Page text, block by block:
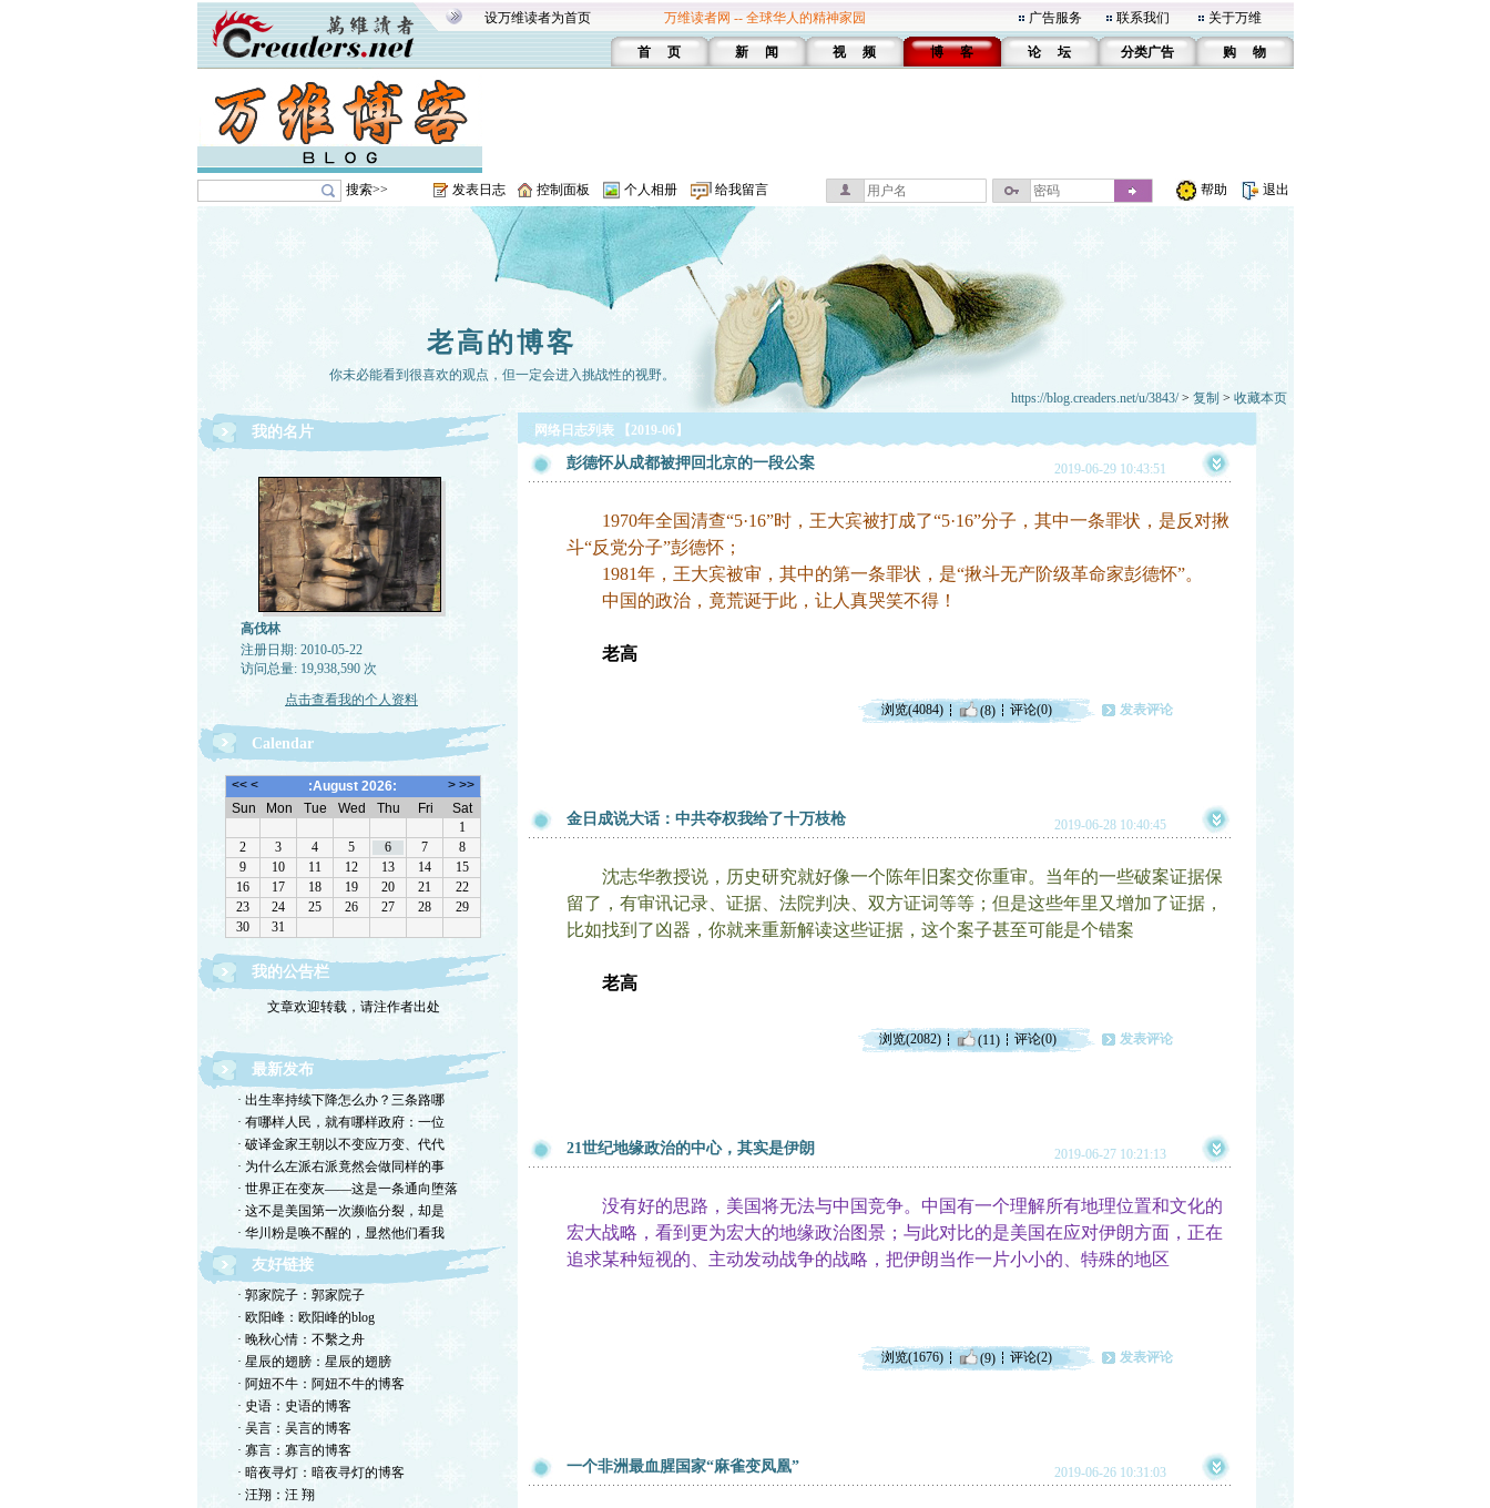
设万维读者为首页 万维读者网 -- 全球华人的精神家园 广告服务 联系我们 关于万维
首 页 新 闻 视 频 博 客 论 坛 分类广告 购 物
搜索>> 发表日志 控制面板 个人相册 给我留言 帮助 退出
老高的博客
你未必能看到很喜欢的观点，但一定会进入挑战性的视野。
https://blog.creaders.net/u/3843/> 复制 > 收藏本页
我的名片
高伐林
注册日期: 2010-05-22
访问总量: 19,938,590 次
点击查看我的个人资料
Calendar
我的公告栏
文章欢迎转载，请注作者出处
最新发布
· 出生率持续下降怎么办？三条路哪
· 有哪样人民，就有哪样政府：一位
· 破译金家王朝以不变应万变、代代
· 为什么左派右派竟然会做同样的事
· 世界正在变灰——这是一条通向堕落
· 这不是美国第一次濒临分裂，却是
· 华川粉是唤不醒的，显然他们看我
友好链接
· 郭家院子：郭家院子
· 欧阳峰：欧阳峰的blog
· 晚秋心情：不繫之舟
· 星辰的翅膀：星辰的翅膀
· 阿妞不牛：阿妞不牛的博客
· 史语：史语的博客
· 吴言：吴言的博客
· 寡言：寡言的博客
· 暗夜寻灯：暗夜寻灯的博客
· 汪翔：汪 翔
网络日志列表 【2019-06】
彭德怀从成都被押回北京的一段公案 2019-06-29 10:43:51
1970年全国清查“5·16”时，王大宾被打成了“5·16”分子，其中一条罪状，是反对揪
斗“反党分子”彭德怀；
1981年，王大宾被审，其中的第一条罪状，是“揪斗无产阶级革命家彭德怀”。
中国的政治，竟荒诞于此，让人真哭笑不得！
老高
浏览(4084) (8) 评论(0) 发表评论
金日成说大话：中共夺权我给了十万枝枪 2019-06-28 10:40:45
沈志华教授说，历史研究就好像一个陈年旧案交你重审。当年的一些破案证据保
留了，有审讯记录、证据、法院判决、双方证词等等；但是这些年里又增加了证据，
比如找到了凶器，你就来重新解读这些证据，这个案子甚至可能是个错案
老高
浏览(2082) (11) 评论(0) 发表评论
21世纪地缘政治的中心，其实是伊朗 2019-06-27 10:21:13
没有好的思路，美国将无法与中国竞争。中国有一个理解所有地理位置和文化的
宏大战略，看到更为宏大的地缘政治图景；与此对比的是美国在应对伊朗方面，正在
追求某种短视的、主动发动战争的战略，把伊朗当作一片小小的、特殊的地区
浏览(1676) (9) 评论(2) 发表评论
一个非洲最血腥国家“麻雀变凤凰” 2019-06-26 10:31:03